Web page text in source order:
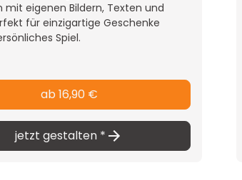
mit eigenen Bildern, Texten und
für einzigartige Geschenke
Spiel.
ab 16,90 €
jetzt gestalten *